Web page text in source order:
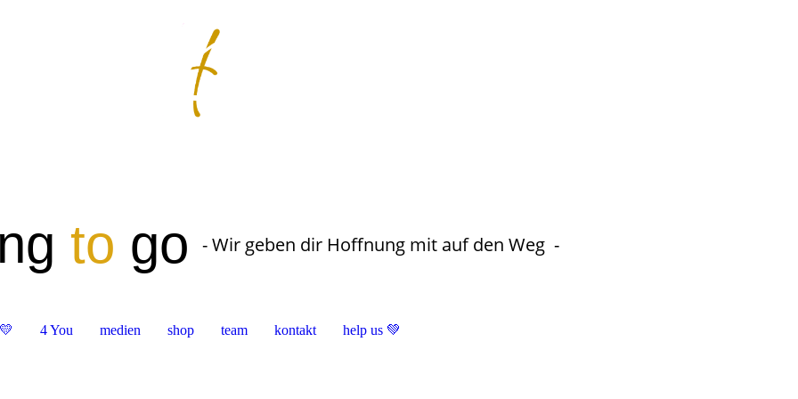
to go - Wir geben dir Hoffnung mit auf den Weg -
💛 4 You medien shop team kontakt help us 💚